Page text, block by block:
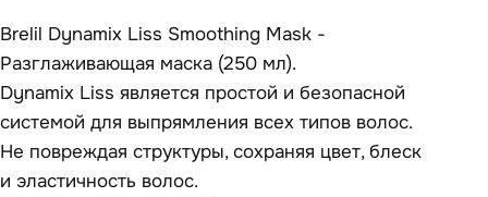
Brelil Dynamix Liss Smoothing Mask -
Разглаживающая маска (250 мл).
Dynamix Liss является простой и безопасной
системой для выпрямления всех типов волос.
Не повреждая структуры, сохраняя цвет, блеск
и эластичность волос.